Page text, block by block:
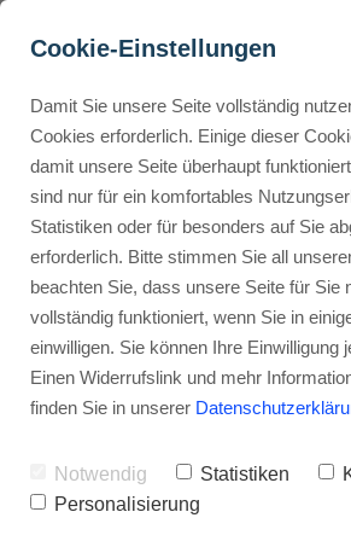
Buyer Personas erstellen
Landingpage optimieren
Internal Linking Tool
Was kostet ein
Design? Die
im Überblick!
Werbehinweis: Links mit Sternchen (*) sind
du darüber ein, erhalte ich eine Provision –
dich.
Stephan Ochmann
Du fragst dich sicher,was
Corporate Design?
Cookie-Einstellungen
Damit Sie unsere Seite vollständig
Cookies erforderlich. Einige dieser
damit unsere Seite überhaupt
sind nur für ein komfortables
Statistiken oder für besonders auf Sie
erforderlich. Bitte stimmen Sie all
beachten Sie, dass unsere Seite für Sie
vollständig funktioniert, wenn Sie in
einwilligen. Sie können Ihre Einwilligung
Einen Widerrufslink und mehr
finden Sie in unserer
Notwendig Statistiken
Personalisierung